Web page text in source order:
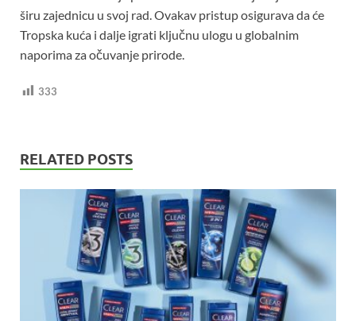
širu zajednicu u svoj rad. Ovakav pristup osigurava da će
Tropska kuća i dalje igrati ključnu ulogu u globalnim
naporima za očuvanje prirode.
333
RELATED POSTS